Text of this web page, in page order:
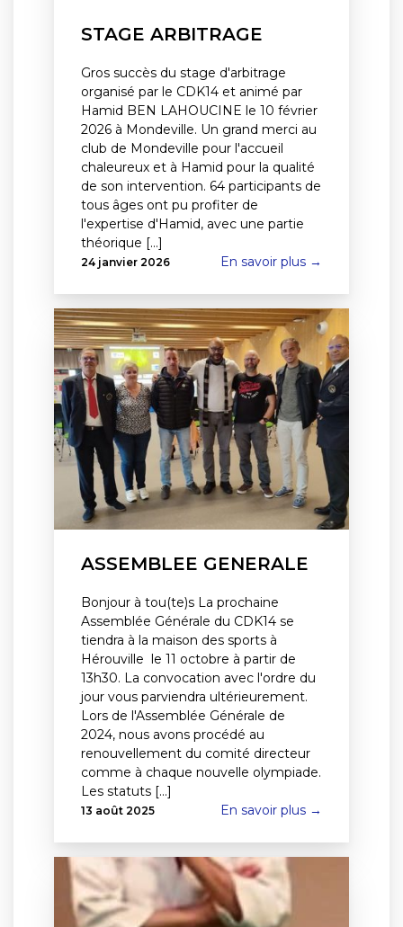
STAGE ARBITRAGE
Gros succès du stage d'arbitrage
organisé par le CDK14 et animé par
Hamid BEN LAHOUCINE le 10 février
2026 à Mondeville. Un grand merci au
club de Mondeville pour l'accueil
chaleureux et à Hamid pour la qualité
de son intervention. 64 participants de
tous âges ont pu profiter de
l'expertise d'Hamid, avec une partie
théorique [...]
24 janvier 2026 En savoir plus →
ASSEMBLEE GENERALE
Bonjour à tou(te)s La prochaine
Assemblée Générale du CDK14 se
tiendra à la maison des sports à
Hérouville le 11 octobre à partir de
13h30. La convocation avec l'ordre du
jour vous parviendra ultérieurement.
Lors de l'Assemblée Générale de
2024, nous avons procédé au
renouvellement du comité directeur
comme à chaque nouvelle olympiade.
Les statuts [...]
13 août 2025 En savoir plus →